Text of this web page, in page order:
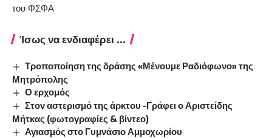
του ΦΣΦΑ
Ίσως να ενδιαφέρει ...
Τροποποίηση της δράσης «Μένουμε Ραδιόφωνο» της
Μητρόπολης
Ο ερχομός
Στον αστερισμό της άρκτου -Γράφει ο Αριστείδης
Μήτκας (φωτογραφίες & βίντεο)
Αγιασμός στο Γυμνάσιο Αμμοχωρίου